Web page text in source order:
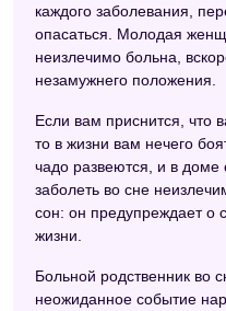
каждого заболевания,
опасаться. Молодая
неизлечимо больна,
незамужнего положения.
Если вам приснится, что
то в жизни вам нечего
чадо развеются, и в доме
заболеть во сне
сон: он предупреждает о
жизни.
Больной родственник во
неожиданное событие